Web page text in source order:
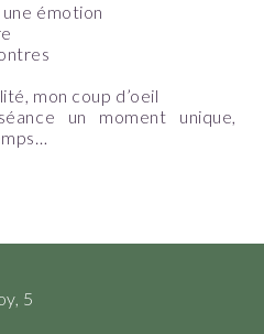
émotion
mon coup d’oeil
un moment unique,
5